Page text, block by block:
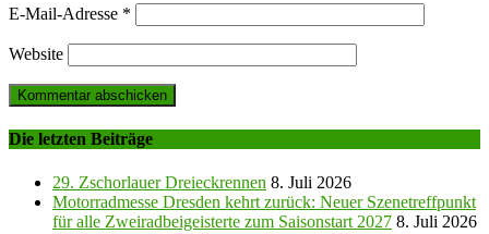
E-Mail-Adresse *
Website
Die letzten Beiträge
29. Zschorlauer Dreieckrennen 8. Juli 2026
Motorradmesse Dresden kehrt zurück: Neuer Szenetreffpunkt
für alle Zweiradbeigeisterte zum Saisonstart 2027 8. Juli 2026